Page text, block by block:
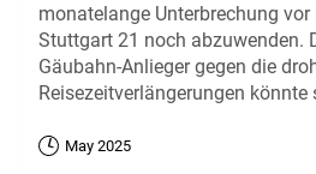
monatelange Unterbrechung
Stuttgart 21 noch abzuwenden.
Gäubahn-Anlieger gegen die
Reisezeitverlängerungen könnte
May 2025